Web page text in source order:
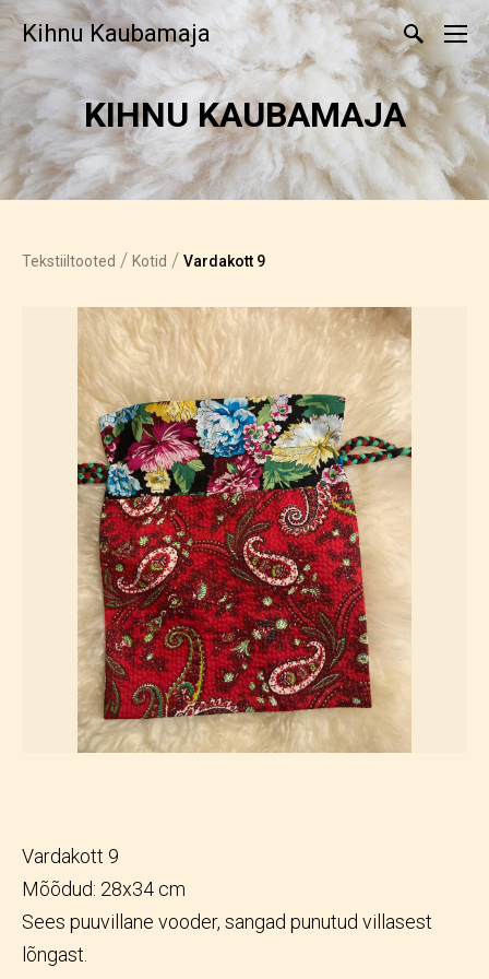
Kihnu Kaubamaja
KIHNU KAUBAMAJA
Tekstiiltooted / Kotid / Vardakott 9
Vardakott 9
Mõõdud: 28x34 cm
Sees puuvillane vooder, sangad punutud villasest
lõngast.